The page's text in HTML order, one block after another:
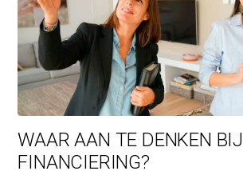
WAAR AAN TE DENKEN BIJ
FINANCIERING?